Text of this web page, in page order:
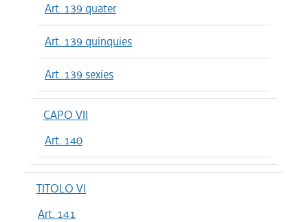
Art. 139 quater
Art. 139 quinquies
Art. 139 sexies
CAPO VII
Art. 140
TITOLO VI
Art. 141